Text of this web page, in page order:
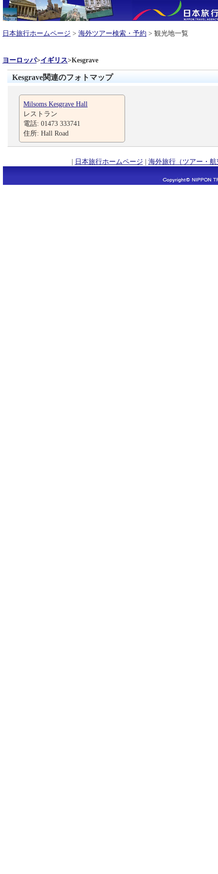
日本旅行ホームページ > 海外ツアー検索・予約 > 観光地一覧
ヨーロッパ>イギリス>Kesgrave
Kesgrave関連のフォトマップ
Milsoms Kesgrave Hall
レストラン
電話: 01473 333741
住所: Hall Road
| 日本旅行ホームページ | 海外旅行（ツアー・航